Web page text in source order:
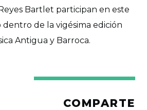
Bartlet participan en este
de la vigésima edición
Antigua y Barroca.
COMPARTE